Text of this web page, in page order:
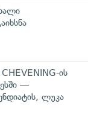
ის
—
ლუკა